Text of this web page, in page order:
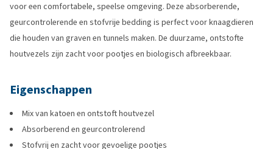
voor een comfortabele, speelse omgeving. Deze absorberende,
geurcontrolerende en stofvrije bedding is perfect voor knaagdieren
die houden van graven en tunnels maken. De duurzame, ontstofte
houtvezels zijn zacht voor pootjes en biologisch afbreekbaar.
Eigenschappen
Mix van katoen en ontstoft houtvezel
Absorberend en geurcontrolerend
Stofvrij en zacht voor gevoelige pootjes